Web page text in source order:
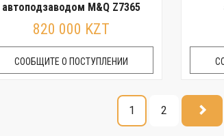
автоподзаводом M&Q Z7365
820 000 KZT
СООБЩИТЕ О ПОСТУПЛЕНИИ
1 2